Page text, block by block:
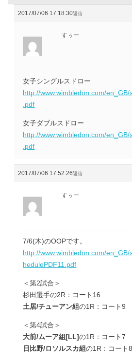
2017/07/06 17:18:30返信
すぅー
女子シングルスドロー
http://www.wimbledon.com/
.pdf
女子ダブルスドロー
http://www.wimbledon.com/
.pdf
2017/07/06 17:52:26返信
すぅー
7/6(木)のOOPです。
http://www.wimbledon.com/
hedulePDF11.pdf
＜第2試合＞
杉田選手の2R：コート16
土居/チューアン組の1R：コート9
＜第4試合＞
大前/ムーア組[LL]の1R：コート7
日比野/ロソルスカ組の1R：コート8